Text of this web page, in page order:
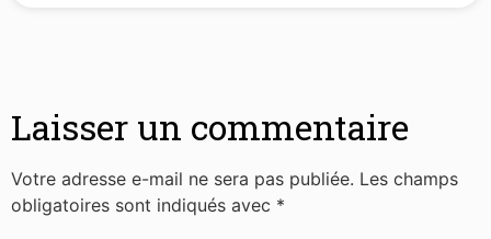
Laisser un commentaire
Votre adresse e-mail ne sera pas publiée. Les champs
obligatoires sont indiqués avec *